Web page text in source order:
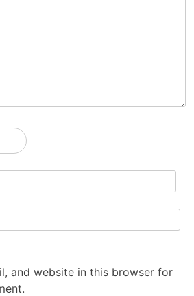
and website in this browser for